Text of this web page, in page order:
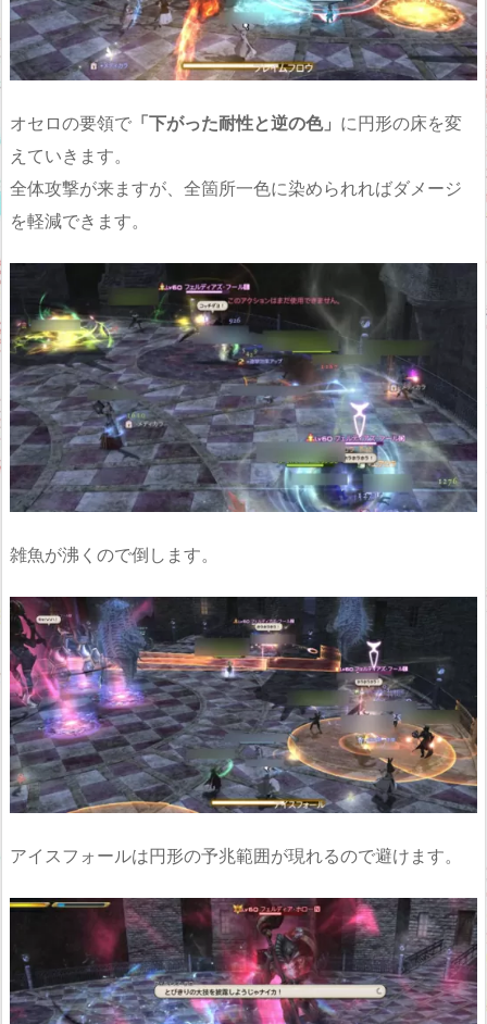
オセロの要領で 「下がった耐性と逆の色」 に円形の床を変
えていきます。
全体攻撃が来ますが、全箇所一色に染められればダメージ
を軽減できます。
雑魚が沸くので倒します。
アイスフォールは円形の予兆範囲が現れるので避けます。